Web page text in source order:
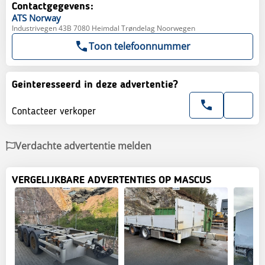
Contactgegevens:
ATS Norway
Industrivegen 43B 7080 Heimdal Trøndelag Noorwegen
Toon telefoonnummer
Geinteresseerd in deze advertentie?
Contacteer verkoper
Verdachte advertentie melden
VERGELIJKBARE ADVERTENTIES OP MASCUS